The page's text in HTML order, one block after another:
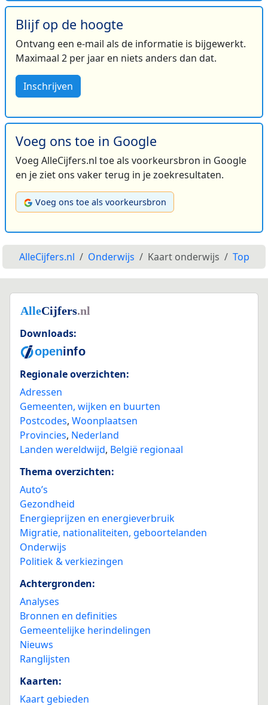
Blijf op de hoogte
Ontvang een e-mail als de informatie is bijgewerkt.
Maximaal 2 per jaar en niets anders dan dat.
Inschrijven
Voeg ons toe in Google
Voeg AlleCijfers.nl toe als voorkeursbron in Google
en je ziet ons vaker terug in je zoekresultaten.
Voeg ons toe als voorkeursbron
AlleCijfers.nl Onderwijs Kaart onderwijs Top
Downloads:
Regionale overzichten:
Adressen
Gemeenten, wijken en buurten
Postcodes, Woonplaatsen
Provincies, Nederland
Landen wereldwijd, België regionaal
Thema overzichten:
Auto’s
Gezondheid
Energieprijzen en energieverbruik
Migratie, nationaliteiten, geboortelanden
Onderwijs
Politiek & verkiezingen
Achtergronden:
Analyses
Bronnen en definities
Gemeentelijke herindelingen
Nieuws
Ranglijsten
Kaarten:
Kaart gebieden